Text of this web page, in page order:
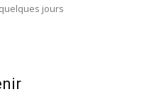
jours